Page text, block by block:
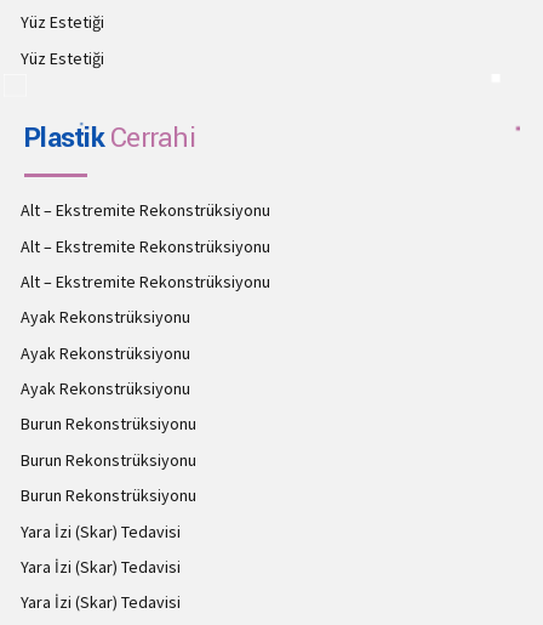
Yüz Estetiği
Yüz Estetiği
PlastikCerrahi
Alt – Ekstremite Rekonstrüksiyonu
Alt – Ekstremite Rekonstrüksiyonu
Alt – Ekstremite Rekonstrüksiyonu
Ayak Rekonstrüksiyonu
Ayak Rekonstrüksiyonu
Ayak Rekonstrüksiyonu
Burun Rekonstrüksiyonu
Burun Rekonstrüksiyonu
Burun Rekonstrüksiyonu
Yara İzi (Skar) Tedavisi
Yara İzi (Skar) Tedavisi
Yara İzi (Skar) Tedavisi